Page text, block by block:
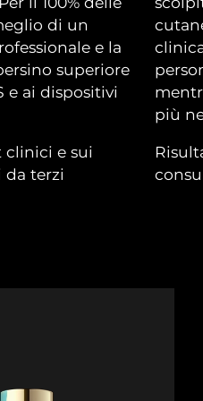
di un
e la
superiore
e ai dispositivi
clinici e sui
terzi
più
Uomini
Consegna stimata 15/08/2026
Consegna stimata 11/08/2026
Consegna stimata 14/08/2026
Consegna stimata 16/08/2026